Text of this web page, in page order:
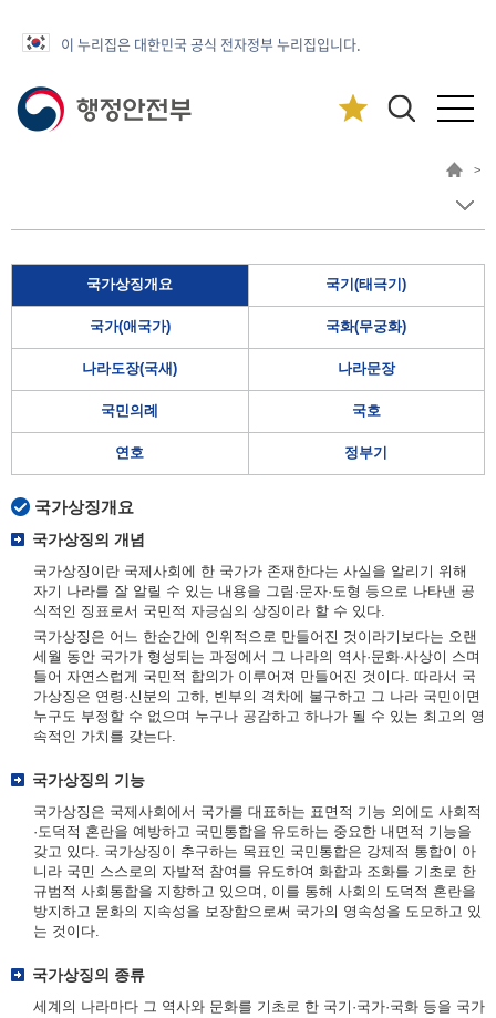
이 누리집은 대한민국 공식 전자정부 누리집입니다.
>
국가상징개요 국기(태극기)
국가(애국가) 국화(무궁화)
나라도장(국새) 나라문장
국민의례 국호
연호 정부기
국가상징개요
국가상징의 개념
국가상징이란 국제사회에 한 국가가 존재한다는 사실을 알리기 위해
자기 나라를 잘 알릴 수 있는 내용을 그림·문자·도형 등으로 나타낸 공
식적인 징표로서 국민적 자긍심의 상징이라 할 수 있다.
국가상징은 어느 한순간에 인위적으로 만들어진 것이라기보다는 오랜
세월 동안 국가가 형성되는 과정에서 그 나라의 역사·문화·사상이 스며
들어 자연스럽게 국민적 합의가 이루어져 만들어진 것이다. 따라서 국
가상징은 연령·신분의 고하, 빈부의 격차에 불구하고 그 나라 국민이면
누구도 부정할 수 없으며 누구나 공감하고 하나가 될 수 있는 최고의 영
속적인 가치를 갖는다.
국가상징의 기능
국가상징은 국제사회에서 국가를 대표하는 표면적 기능 외에도 사회적
·도덕적 혼란을 예방하고 국민통합을 유도하는 중요한 내면적 기능을
갖고 있다. 국가상징이 추구하는 목표인 국민통합은 강제적 통합이 아
니라 국민 스스로의 자발적 참여를 유도하여 화합과 조화를 기초로 한
규범적 사회통합을 지향하고 있으며, 이를 통해 사회의 도덕적 혼란을
방지하고 문화의 지속성을 보장함으로써 국가의 영속성을 도모하고 있
는 것이다.
국가상징의 종류
세계의 나라마다 그 역사와 문화를 기초로 한 국기·국가·국화 등을 국가